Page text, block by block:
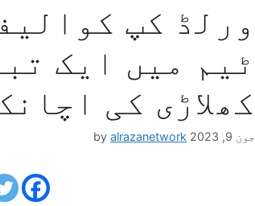
ورلڈ کپ
ٹیم میں ایک
کھلاڑی کی
جون 9, 2023 by alrazanetwork